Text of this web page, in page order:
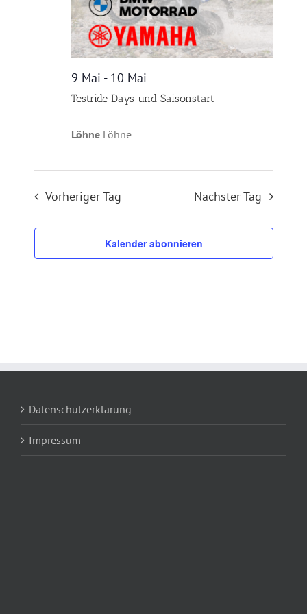
Testride Days und Saisonstart
9 Mai - 10 Mai
Löhne Löhne
Vorheriger Tag Nächster Tag
Kalender abonnieren
Datenschutzerklärung
Impressum